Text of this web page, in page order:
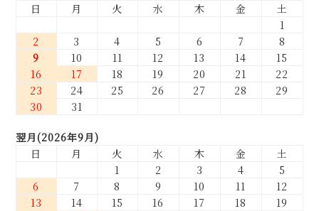
日
月 火 水 木 金
土
1
2
3 4 5 6 7
8
9
10 11 12 13 14
15
16
17 18 19 20 21
22
23
24 25 26 27 28
29
30
31
翌月(2026年9月)
日
月 火 水 木 金
土
1
2 3 4
5
6
7 8 9 10 11
12
13
14 15 16 17 18
19